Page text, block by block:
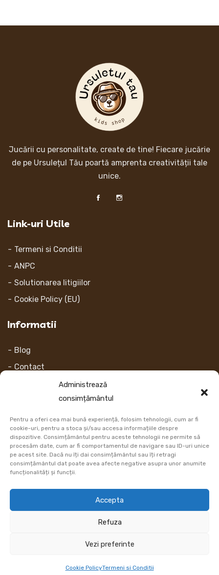
Administrează
consimțământul
Pentru a oferi cea mai bună experiență, folosim tehnologii, cum ar fi
cookie-uri, pentru a stoca și/sau accesa informațiile despre
dispozitive. Consimțământul pentru aceste tehnologii ne permite să
procesăm date, cum ar fi comportamentul de navigare sau ID-uri unice
pe acest site. Dacă nu îți dai consimțământul sau îți retragi
consimțământul dat poate avea afecte negative asupra unor anumite
funcționalități și funcții.
Accepta
Refuza
Vezi preferinte
Cookie PolicyTermeni si Conditii
Jucării cu personalitate, create de tine! Fiecare jucărie
de pe Ursulețul Tău poartă amprenta creativității tale
unice.
Link-uri Utile
Termeni si Conditii
ANPC
Solutionarea litigiilor
Cookie Policy (EU)
Informatii
Blog
Contact
Link-uri
Retur
Metoda de plata